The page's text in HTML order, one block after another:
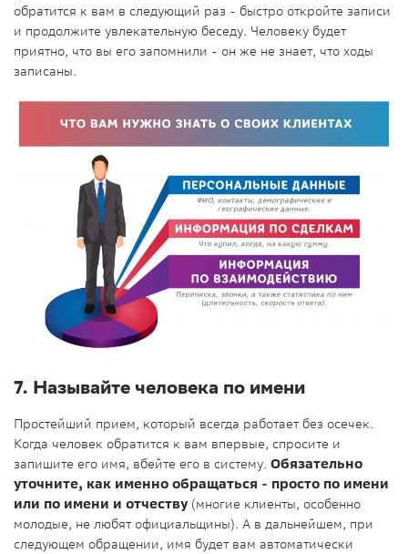
обратится к вам в следующий раз - быстро откройте записи
и продолжите увлекательную беседу. Человеку будет
приятно, что вы его запомнили - он же не знает, что ходы
записаны.
7. Называйте человека по имени
Простейший прием, который всегда работает без осечек.
Когда человек обратится к вам впервые, спросите и
запишите его имя, вбейте его в систему. Обязательно
уточните, как именно обращаться - просто по имени
или по имени и отчеству (многие клиенты, особенно
молодые, не любят официальщины). А в дальнейшем, при
следующем обращении, имя будет вам автоматически